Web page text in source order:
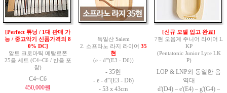
[Perfect 튜닝 / 1대 판매 가
능 / 중고악기 신품가격의 8
0% DC]
알토 크로마틱 메탈로폰
25음 세트 (C4~C6 / 반음 포
함)
C4~C6
450,000원
독일산 Salem
2. 소프라노 라지 라이어 35
현
(e - d'''(E3 - D6))
- 35현
- e - d'''(E3 - D6)
- 53 x 43cm
[신규 모델 입고 완료]
7현 오음계 주니어 라이어 L
KP
(Pentatonic Junior Lyre LK
P)
LOP & LNP와 동일한 음
역대
d'(D4) – e'(E4) – g'(G4) –